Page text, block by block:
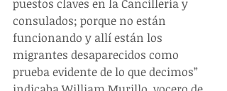
puestos claves en la Cancillería y
consulados; porque no están
funcionando y allí están los
migrantes desaparecidos como
prueba evidente de lo que decimos”